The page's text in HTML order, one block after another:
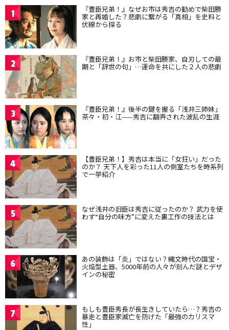
1 『豊臣兄弟！』なぜお市は秀吉の勧めで柴田勝
家と再婚した？悲劇に繋がる「真相」を史料と
伏線から探る
2 『豊臣兄弟！』お市と柴田勝家、自刃しての最
期と「辞世の句」…運命を共にした２人の悲劇
3 『豊臣兄弟！』後半の鍵を握る「浅井三姉妹」
茶々・初・江——秀吉に翻弄された波乱の生涯
4 【豊臣兄弟！】秀吉は本当に「女狂い」だった
のか？ 天下人を彩った11人の側室たちを時系列
で一挙紹介
5 なぜ浅井の旧臣は秀吉に従ったのか？ 武力を使
わず“自分の味方”に変えた裏工作の技法とは
6 あの装飾は「炎」ではない？縄文時代の国宝・
火焔型土器、5000年前の人々が刻んだ謎とデザ
インの秘密
7 もしも豊臣秀長が長生きしていたら…？秀吉の
暴走と豊臣家滅亡を防げた「最強のカリスマ
性」